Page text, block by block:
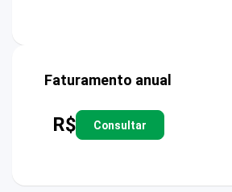
Faturamento anual
R$ Consultar